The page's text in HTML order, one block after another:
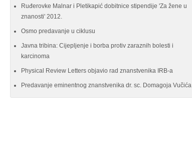
Ruđerovke Malnar i Pletikapić dobitnice stipendije 'Za žene u
znanosti' 2012.
Osmo predavanje u ciklusu
Javna tribina: Cijepljenje i borba protiv zaraznih bolesti i
karcinoma
Physical Review Letters objavio rad znanstvenika IRB-a
Predavanje eminentnog znanstvenika dr. sc. Domagoja Vučića